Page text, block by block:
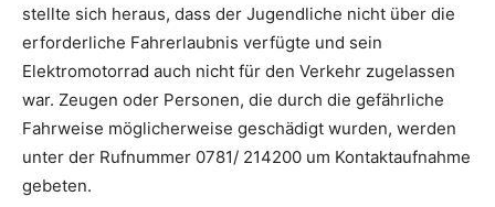
stellte sich heraus, dass der Jugendliche nicht über die
erforderliche Fahrerlaubnis verfügte und sein
Elektromotorrad auch nicht für den Verkehr zugelassen
war. Zeugen oder Personen, die durch die gefährliche
Fahrweise möglicherweise geschädigt wurden, werden
unter der Rufnummer 0781/ 214200 um Kontaktaufnahme
gebeten.